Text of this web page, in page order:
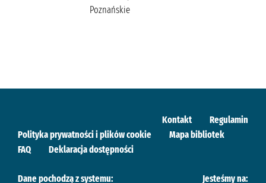
Poznańskie
Kontakt
Regulamin
Polityka prywatności i plików cookie
Mapa bibliotek
FAQ
Deklaracja dostępności
Dane pochodzą z systemu: Jesteśmy na: